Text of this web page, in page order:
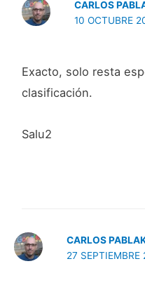
CARLOS
10 OCTUBRE
Exacto, solo resta
clasificación.
Salu2
CARLOS
27